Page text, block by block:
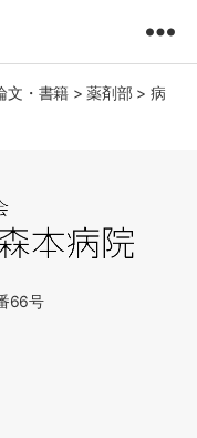
文・書籍 > 薬剤部 > 病
66号